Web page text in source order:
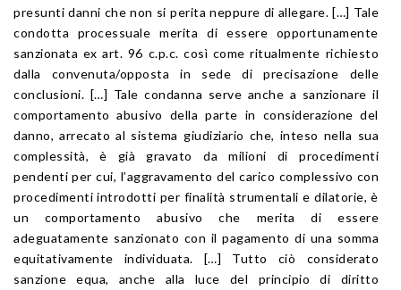
presunti danni che non si perita neppure di allegare. […] Tale
condotta processuale merita di essere opportunamente
sanzionata ex art. 96 c.p.c. così come ritualmente richiesto
dalla convenuta/opposta in sede di precisazione delle
conclusioni. […] Tale condanna serve anche a sanzionare il
comportamento abusivo della parte in considerazione del
danno, arrecato al sistema giudiziario che, inteso nella sua
complessità, è già gravato da milioni di procedimenti
pendenti per cui, l’aggravamento del carico complessivo con
procedimenti introdotti per finalità strumentali e dilatorie, è
un comportamento abusivo che merita di essere
adeguatamente sanzionato con il pagamento di una somma
equitativamente individuata. […] Tutto ciò considerato
sanzione equa, anche alla luce del principio di diritto